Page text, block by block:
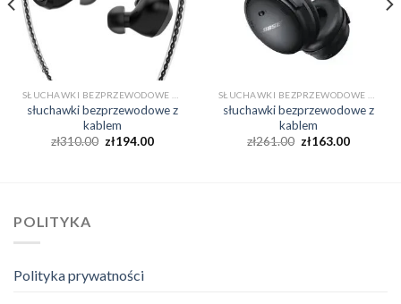
słuchawki bezprzewodowe z
kablem
zł310.00 zł194.00
słuchawki bezprzewodowe z
kablem
zł261.00 zł163.00
POLITYKA
Polityka prywatności